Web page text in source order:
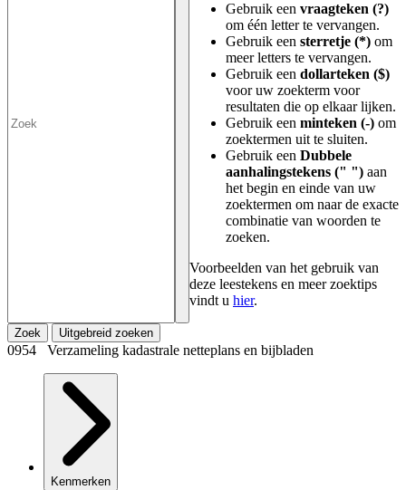
Gebruik een vraagteken (?)
om één letter te vervangen.
Gebruik een sterretje (*) om
meer letters te vervangen.
Gebruik een dollarteken ($)
voor uw zoekterm voor
resultaten die op elkaar lijken.
Gebruik een minteken (-) om
zoektermen uit te sluiten.
Gebruik een Dubbele
aanhalingstekens (" ") aan
het begin en einde van uw
zoektermen om naar de exacte
combinatie van woorden te
zoeken.
Voorbeelden van het gebruik van
deze leestekens en meer zoektips
vindt u hier.
Zoek Uitgebreid zoeken
0954 Verzameling kadastrale netteplans en bijbladen
Kenmerken